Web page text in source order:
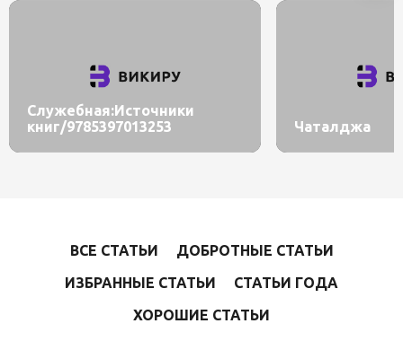
Служебная:Источники
книг/9785397013253
Чаталджа
ВСЕ СТАТЬИ
ДОБРОТНЫЕ СТАТЬИ
ИЗБРАННЫЕ СТАТЬИ
СТАТЬИ ГОДА
ХОРОШИЕ СТАТЬИ